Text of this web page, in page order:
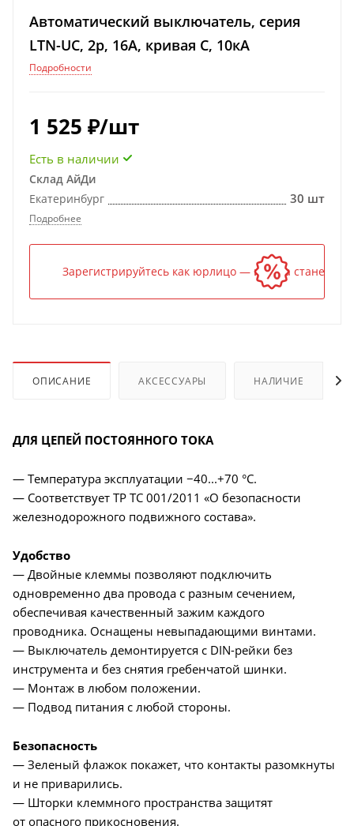
Автоматический выключатель, серия
LTN-UC, 2p, 16А, кривая C, 10кА
Подробности
1 525 ₽/шт
Есть в наличии
Склад АйДи
Екатеринбург
30 шт
Подробнее
Зарегистрируйтесь как юрлицо — и цена станет
ОПИСАНИЕ АКСЕССУАРЫ НАЛИЧИЕ
ДЛЯ ЦЕПЕЙ ПОСТОЯННОГО ТОКА
— Температура эксплуатации −40...+70 °С.
— Соответствует ТР ТС 001/2011 «О безопасности
железнодорожного подвижного состава».
Удобство
— Двойные клеммы позволяют подключить
одновременно два провода с разным сечением,
обеспечивая качественный зажим каждого
проводника. Оснащены невыпадающими винтами.
— Выключатель демонтируется с DIN-рейки без
инструмента и без снятия гребенчатой шинки.
— Монтаж в любом положении.
— Подвод питания с любой стороны.
Безопасность
— Зеленый флажок покажет, что контакты разомкнуты
и не приварились.
— Шторки клеммного пространства защитят
от опасного прикосновения.